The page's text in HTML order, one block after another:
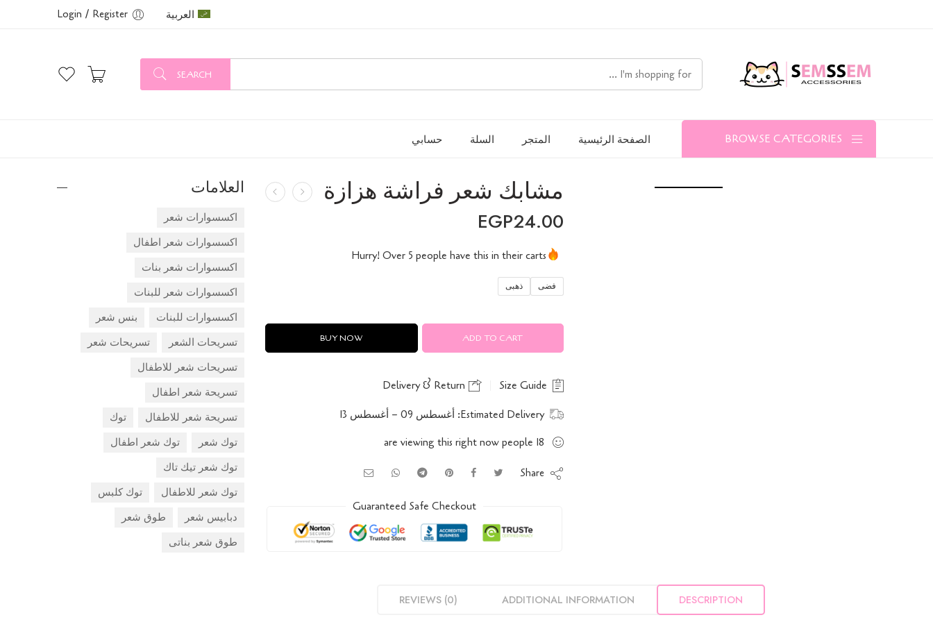
العربية Login / Register
SEARCH
BROWSE CATEGORIES الصفحة الرئيسية المتجر السلة حسابي
مشابك شعر فراشة هزازة
EGP24.00
Hurry! Over 5 people have this in their carts
فضى ذهبى
ADD TO CART
BUY NOW
Estimated Delivery: أغسطس 09 – أغسطس 13
18
people
Guaranteed Safe Checkout
DESCRIPTION
ADDITIONAL INFORMATION
REVIEWS (0)
العلامات
اكسسوارات شعر
اكسسوارات شعر اطفال
اكسسوارات شعر بنات
اكسسوارات شعر للبنات
اكسسوارات للبنات
بنس شعر
تسريحات الشعر
تسريحات شعر
تسريحات شعر للاطفال
تسريحة شعر اطفال
تسريحة شعر للاطفال
توك
توك شعر
توك شعر اطفال
توك شعر تيك تاك
توك شعر للاطفال
توك كلبس
دبابيس شعر
طوق شعر
طوق شعر بناتى